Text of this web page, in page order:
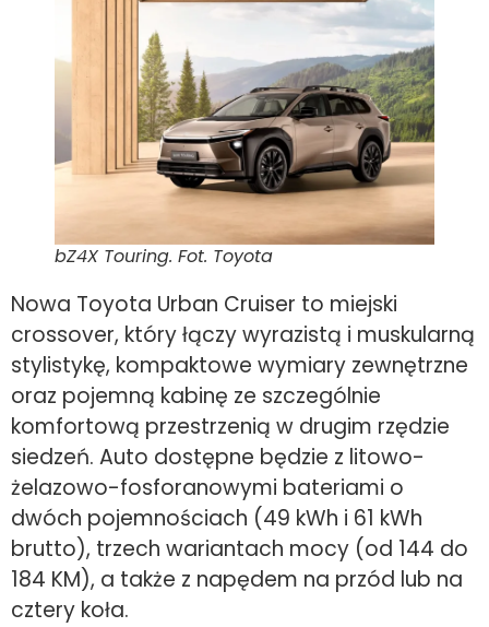
bZ4X Touring. Fot. Toyota
Nowa Toyota Urban Cruiser to miejski
crossover, który łączy wyrazistą i muskularną
stylistykę, kompaktowe wymiary zewnętrzne
oraz pojemną kabinę ze szczególnie
komfortową przestrzenią w drugim rzędzie
siedzeń. Auto dostępne będzie z litowo-
żelazowo-fosforanowymi bateriami o
dwóch pojemnościach (49 kWh i 61 kWh
brutto), trzech wariantach mocy (od 144 do
184 KM), a także z napędem na przód lub na
cztery koła.